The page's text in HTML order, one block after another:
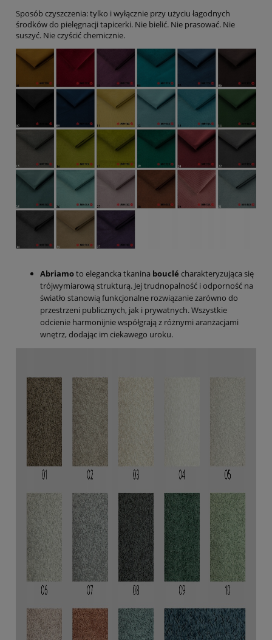
Sposób czyszczenia: tylko i wyłącznie przy użyciu łagodnych
środków do pielęgnacji tapicerki. Nie bielić. Nie prasować. Nie
suszyć. Nie czyścić chemicznie.
Abriamoto elegancka tkanina bouclé charakteryzująca się
trójwymiarową strukturą. Jej trudnopalność i odporność na
światło stanowią funkcjonalne rozwiązanie zarówno do
przestrzeni publicznych, jak i prywatnych. Wszystkie
odcienie harmonijnie współgrają z różnymi aranżacjami
wnętrz, dodając im ciekawego uroku.